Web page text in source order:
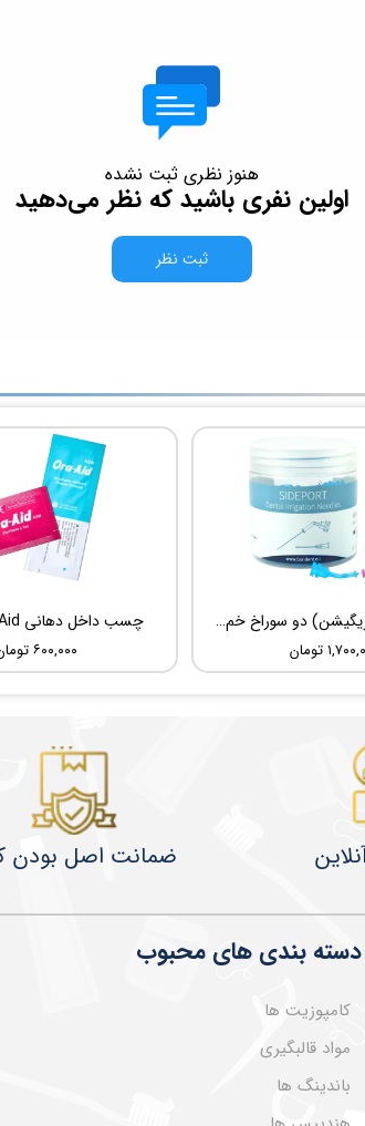
هنوز نظری ثبت نشده
اولین نفری باشید که نظر می‌دهید
ثبت نظر
چسب داخل دهانی TBM Ora-Aid
۶۰۰,۰۰۰ تومان
سوزن اندو (ایریگیشن) دو سوراخ خم شونده UDG Sideport
تومان
دسته بندی های محبوب
کامپوزیت ها
مواد قالبگیری
باندینگ ها
ضمانت اصل بودن